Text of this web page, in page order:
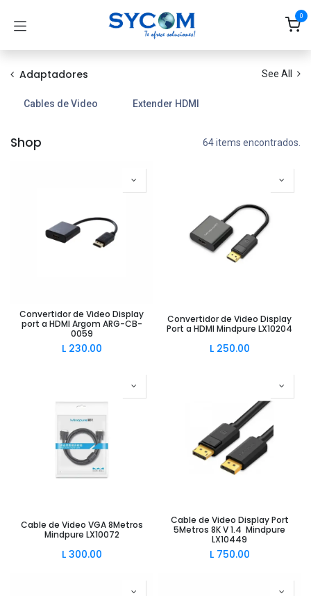
0
Adaptadores See All
Cables de Video Extender HDMI
Shop 64 items encontrados.
Convertidor de Video Display
port a HDMI Argom ARG-CB-
0059
L 230.00
Convertidor de Video Display
Port a HDMI Mindpure LX10204
L 250.00
Cable de Video VGA 8Metros
Mindpure LX10072
L 300.00
Cable de Video Display Port
5Metros 8K V 1.4 Mindpure
LX10449
L 750.00